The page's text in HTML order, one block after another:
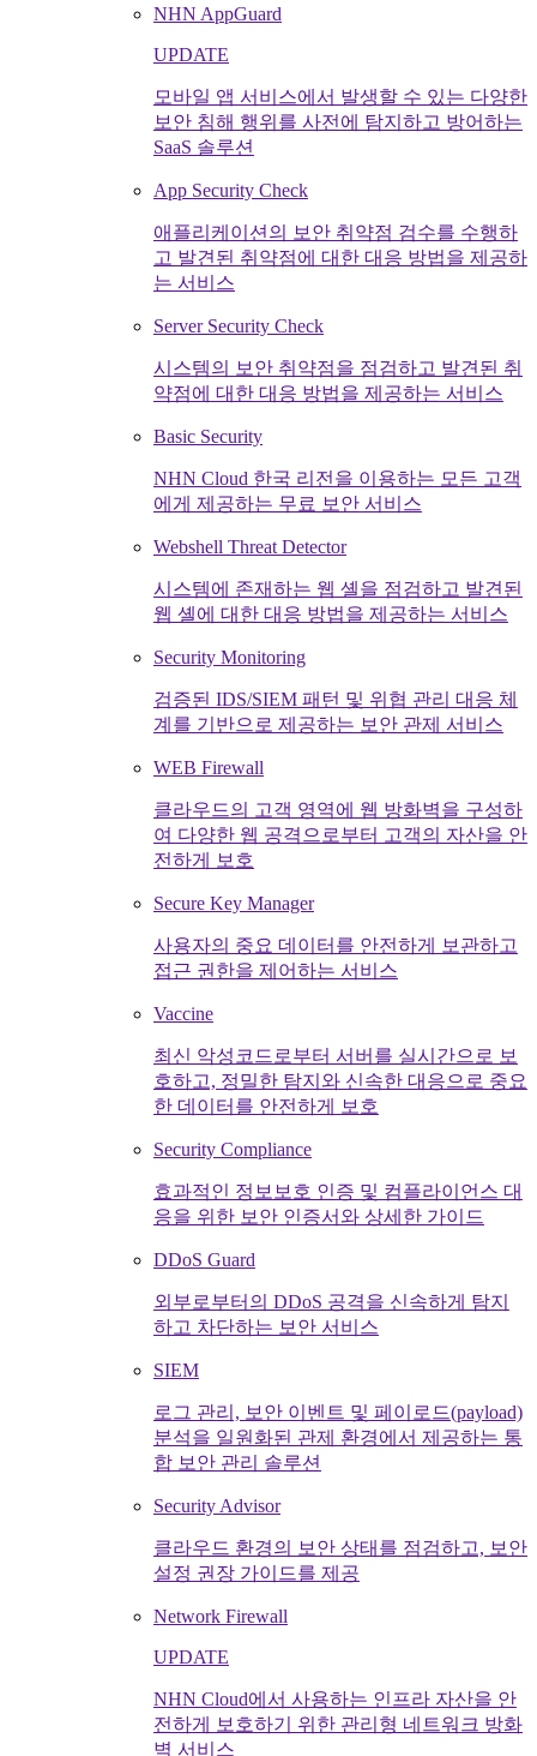
NHN AppGuard
UPDATE
모바일 앱 서비스에서 발생할 수 있는 다양한
보안 침해 행위를 사전에 탐지하고 방어하는
SaaS 솔루션
App Security Check
애플리케이션의 보안 취약점 검수를 수행하
고 발견된 취약점에 대한 대응 방법을 제공하
는 서비스
Server Security Check
시스템의 보안 취약점을 점검하고 발견된 취
약점에 대한 대응 방법을 제공하는 서비스
Basic Security
NHN Cloud 한국 리전을 이용하는 모든 고객
에게 제공하는 무료 보안 서비스
Webshell Threat Detector
시스템에 존재하는 웹 셸을 점검하고 발견된
웹 셸에 대한 대응 방법을 제공하는 서비스
Security Monitoring
검증된 IDS/SIEM 패턴 및 위협 관리 대응 체
계를 기반으로 제공하는 보안 관제 서비스
WEB Firewall
클라우드의 고객 영역에 웹 방화벽을 구성하
여 다양한 웹 공격으로부터 고객의 자산을 안
전하게 보호
Secure Key Manager
사용자의 중요 데이터를 안전하게 보관하고
접근 권한을 제어하는 서비스
Vaccine
최신 악성코드로부터 서버를 실시간으로 보
호하고, 정밀한 탐지와 신속한 대응으로 중요
한 데이터를 안전하게 보호
Security Compliance
효과적인 정보보호 인증 및 컴플라이언스 대
응을 위한 보안 인증서와 상세한 가이드
DDoS Guard
외부로부터의 DDoS 공격을 신속하게 탐지
하고 차단하는 보안 서비스
SIEM
로그 관리, 보안 이벤트 및 페이로드(payload)
분석을 일원화된 관제 환경에서 제공하는 통
합 보안 관리 솔루션
Security Advisor
클라우드 환경의 보안 상태를 점검하고, 보안
설정 권장 가이드를 제공
Network Firewall
UPDATE
NHN Cloud에서 사용하는 인프라 자산을 안
전하게 보호하기 위한 관리형 네트워크 방화
벽 서비스